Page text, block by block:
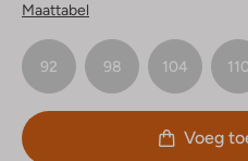
Maattabel
92 98 104 110
Voeg